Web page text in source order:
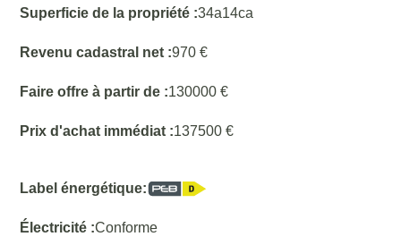
Superficie de la propriété :34a14ca
Revenu cadastral net :970 €
Faire offre à partir de :130000 €
Prix d'achat immédiat :137500 €
Label énergétique:
Électricité :Conforme